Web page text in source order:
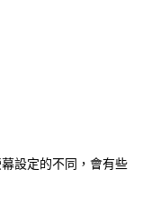
付方式。 讓您購物簡單
轉至「AFTEE先享後付」
設定的不同，會有些